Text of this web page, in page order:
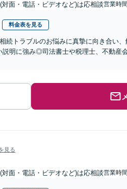
対面・電話・ビデオなど)は応相談営業時
料金表を見る
続トラブルのお悩みに真摯に向き合い
説明に強み◎司法書士や税理士、不動産
見る
対面・電話・ビデオなど)は応相談営業時